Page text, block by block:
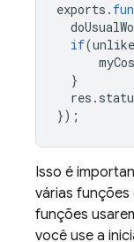
exports .
if(
}
res .
});
Isso é
várias funções
funções
você use a